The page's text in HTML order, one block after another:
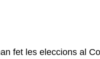
fet les eleccions al